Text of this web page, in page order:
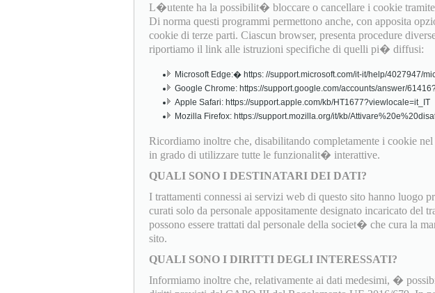
L�utente ha la possibilit� bloccare o cancellare i cookie
Di norma questi programmi permettono anche, con apposita
cookie di terze parti. Ciascun browser, presenta procedure
riportiamo il link alle istruzioni specifiche di quelli pi� diffusi:
Microsoft Edge:� https: //support.microsoft.com/it-it/help/4027947/
Google Chrome: https://support.google.com/accounts/answer/
Apple Safari: https://support.apple.com/kb/HT1677?viewlocale=it_IT
Mozilla Firefox: https://support.mozilla.org/it/kb/
Ricordiamo inoltre che, disabilitando completamente i cookie
in grado di utilizzare tutte le funzionalit� interattive.
QUALI SONO I DESTINATARI DEI DATI?
I trattamenti connessi ai servizi web di questo sito hanno luogo
curati solo da personale appositamente designato incaricato del
possono essere trattati dal personale della societ� che cura la
sito.
QUALI SONO I DIRITTI DEGLI INTERESSATI?
Informiamo inoltre che, relativamente ai dati medesimi, �